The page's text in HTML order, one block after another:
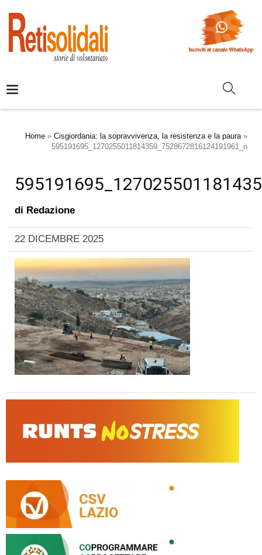
Home » Cisgiordania: la sopravvivenza, la resistenza e la paura»
595191695_1270255011814359_7528672816124191961_n
di Redazione
22 DICEMBRE 2025